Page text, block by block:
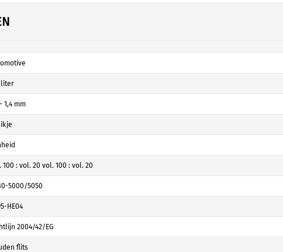
liter
1,4 mm
100 : vol. 20 vol. 100 : vol. 20
5000/5050
HE04
2004/42/EG
flits